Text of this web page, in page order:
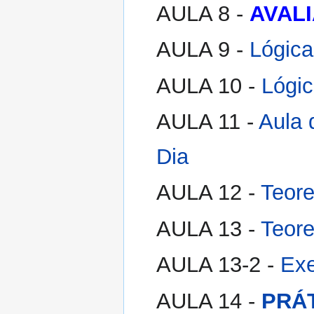
AULA 8 -
AULA 9 -
AULA 10 -
AULA 11 -Aula
Dia
AULA 12 -
AULA 13 -
AULA 13-2 -
AULA 14 -